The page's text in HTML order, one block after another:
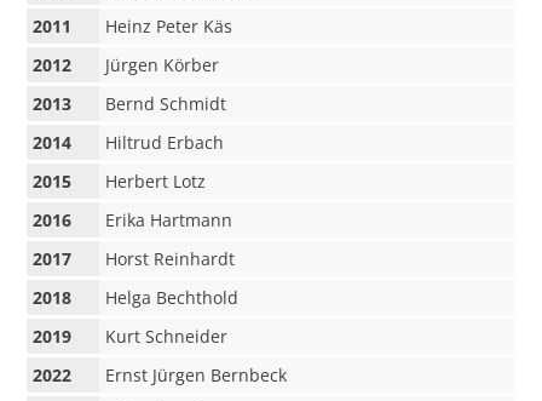
2011
Heinz Peter Käs
2012
Jürgen Körber
2013
Bernd Schmidt
2014
Hiltrud Erbach
2015
Herbert Lotz
2016
Erika Hartmann
2017
Horst Reinhardt
2018
Helga Bechthold
2019
Kurt Schneider
2022
Ernst Jürgen Bernbeck